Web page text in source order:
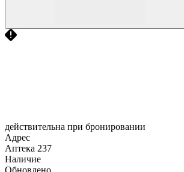
действительна при бронировании
Адрес
Аптека 237
Наличие
Обновлено